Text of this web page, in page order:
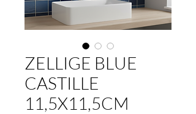
ZELLIGE BLUE
CASTILLE
11,5X11,5CM